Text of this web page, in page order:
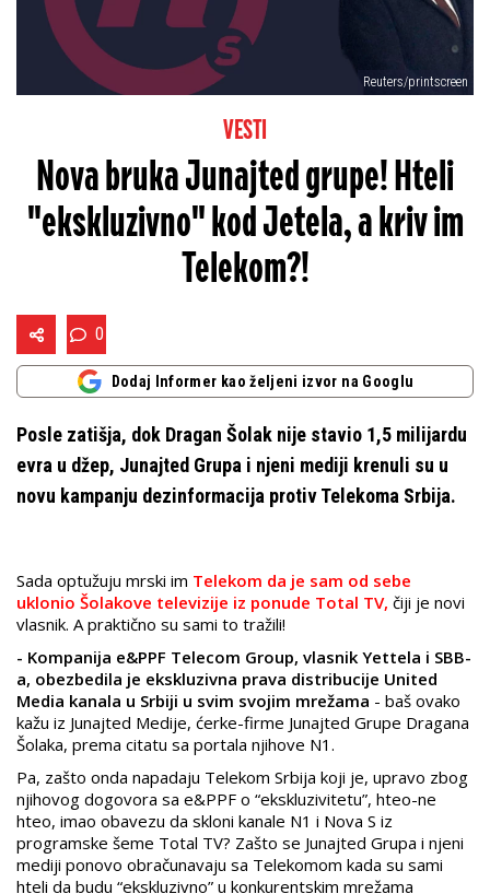
Reuters/printscreen
VESTI
Nova bruka Junajted grupe! Hteli
"ekskluzivno" kod Jetela, a kriv im
Telekom?!
0
Dodaj Informer kao željeni izvor na Googlu
Posle zatišja, dok Dragan Šolak nije stavio 1,5 milijardu
evra u džep, Junajted Grupa i njeni mediji krenuli su u
novu kampanju dezinformacija protiv Telekoma Srbija.
Sada optužuju mrski im Telekom da je sam od sebe
uklonio Šolakove televizije iz ponude Total TV, čiji je novi
vlasnik. A praktično su sami to tražili!
- Kompanija e&PPF Telecom Group, vlasnik Yettela i SBB-
a, obezbedila je ekskluzivna prava distribucije United
Media kanala u Srbiji u svim svojim mrežama - baš ovako
kažu iz Junajted Medije, ćerke-firme Junajted Grupe Dragana
Šolaka, prema citatu sa portala njihove N1.
Pa, zašto onda napadaju Telekom Srbija koji je, upravo zbog
njihovog dogovora sa e&PPF o “ekskluzivitetu”, hteo-ne
hteo, imao obavezu da skloni kanale N1 i Nova S iz
programske šeme Total TV? Zašto se Junajted Grupa i njeni
mediji ponovo obračunavaju sa Telekomom kada su sami
hteli da budu “ekskluzivno” u konkurentskim mrežama